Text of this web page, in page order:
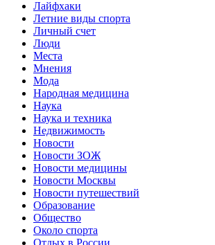
Лайфхаки
Летние виды спорта
Личный счет
Люди
Места
Мнения
Мода
Народная медицина
Наука
Наука и техника
Недвижимость
Новости
Новости ЗОЖ
Новости медицины
Новости Москвы
Новости путешествий
Образование
Общество
Около спорта
Отдых в России